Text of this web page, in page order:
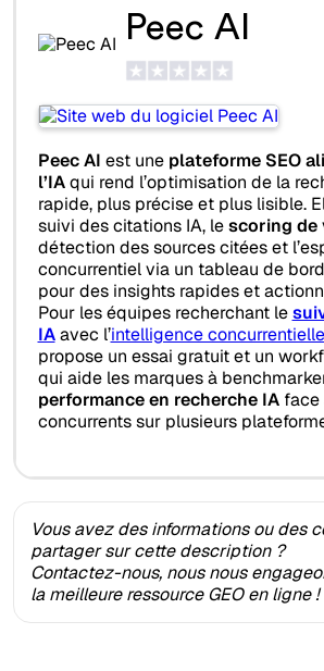
Peec AI
Peec AI est une plateforme SEO
l’IAqui rend l’optimisation de la
rapide, plus précise et plus lisible.
suivi des citations IA, lescoring de
détection des sources citées et
concurrentiel via un tableau de
pour des insights rapides et
Pour les équipes recherchant le
IAavec l’intelligence concurrentielle
propose un essai gratuit et un
qui aide les marques à
performance en recherche IAface
concurrents sur plusieurs
Vous avez des informations ou des
partager sur cette description ?
Contactez-nous, nous nous
la meilleure ressource GEO en ligne !